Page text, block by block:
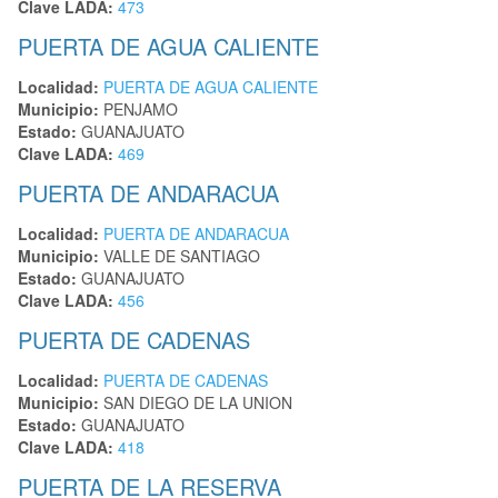
Clave LADA: 473
PUERTA DE AGUA CALIENTE
Localidad: PUERTA DE AGUA CALIENTE
Municipio: PENJAMO
Estado: GUANAJUATO
Clave LADA: 469
PUERTA DE ANDARACUA
Localidad: PUERTA DE ANDARACUA
Municipio: VALLE DE SANTIAGO
Estado: GUANAJUATO
Clave LADA: 456
PUERTA DE CADENAS
Localidad: PUERTA DE CADENAS
Municipio: SAN DIEGO DE LA UNION
Estado: GUANAJUATO
Clave LADA: 418
PUERTA DE LA RESERVA